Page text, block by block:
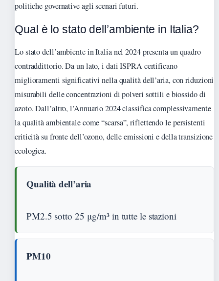
politiche governative agli scenari futuri.
Qual è lo stato dell’ambiente in Italia?
Lo stato dell’ambiente in Italia nel 2024 presenta un quadro
contraddittorio. Da un lato, i dati ISPRA certificano
miglioramenti significativi nella qualità dell’aria, con riduzioni
misurabili delle concentrazioni di polveri sottili e biossido di
azoto. Dall’altro, l’Annuario 2024 classifica complessivamente
la qualità ambientale come “scarsa”, riflettendo le persistenti
criticità su fronte dell’ozono, delle emissioni e della transizione
ecologica.
Qualità dell’aria
PM2.5 sotto 25 μg/m³ in tutte le stazioni
PM10